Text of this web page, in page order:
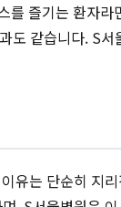
즐기는 환자
도 같습니다. S
유는 단순히 지